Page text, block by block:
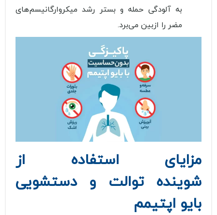
به آلودگی حمله و بستر رشد ميكروارگانيسم‌های
مضر را ازبين می‌برد.
مزایای استفاده از
شوینده توالت و دستشویی
بایو اپتیمم